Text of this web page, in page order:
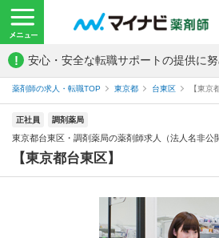
! 安心・安全な転職サポートの提供に努
薬剤師の求人・転職TOP 東京都 台東区 【東
正社員 調剤薬局
東京都台東区・調剤薬局の薬剤師求人（法人名非公
【東京都台東区】